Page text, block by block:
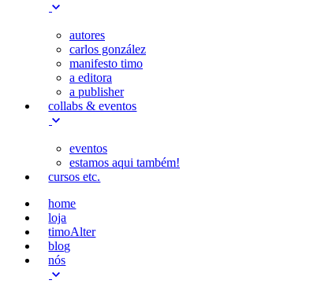
autores
carlos gonzález
manifesto timo
a editora
a publisher
collabs & eventos
eventos
estamos aqui também!
cursos etc.
home
loja
timoAlter
blog
nós